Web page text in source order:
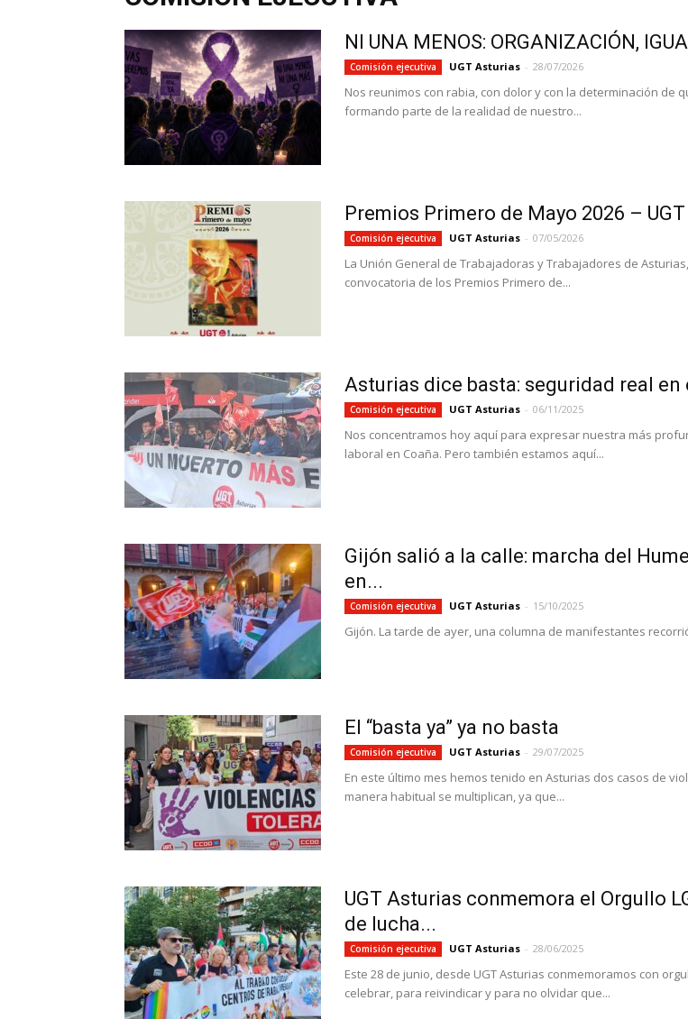
NI UNA MENOS: ORGANIZACIÓN,
Comisión ejecutiva UGT Asturias - 28/07/2026
Nos reunimos con rabia, con dolor y con la determinación
formando parte de la realidad de nuestro...
Premios Primero de Mayo 2026 –
Comisión ejecutiva UGT Asturias - 07/05/2026
La Unión General de Trabajadoras y Trabajadores de
convocatoria de los Premios Primero de...
Asturias dice basta: seguridad real
Comisión ejecutiva UGT Asturias - 06/11/2025
Nos concentramos hoy aquí para expresar nuestra más
laboral en Coaña. Pero también estamos aquí...
Gijón salió a la calle: marcha del
en...
Comisión ejecutiva UGT Asturias - 15/10/2025
Gijón. La tarde de ayer, una columna de manifestantes
El “basta ya” ya no basta
Comisión ejecutiva UGT Asturias - 29/07/2025
En este último mes hemos tenido en Asturias dos casos de
manera habitual se multiplican, ya que...
UGT Asturias conmemora el Orgullo
de lucha...
Comisión ejecutiva UGT Asturias - 28/06/2025
Este 28 de junio, desde UGT Asturias conmemoramos con
celebrar, para reivindicar y para no olvidar que...